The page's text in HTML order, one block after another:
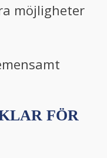
möjligheter
FÖR